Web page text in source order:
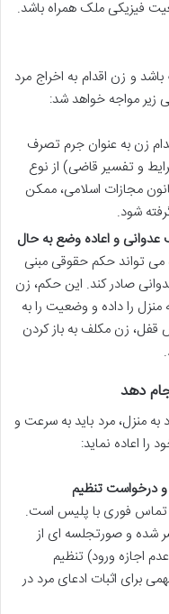
فیزیکی ملک همراه باشد.
و زن اقدام به اخراج مرد
زیر مواجه خواهد شد:
زن به عنوان جرم تصرف
و تفسیر قاضی) از نوع
شناخته شود، طبق ماده ۶۹۰ قانون مجازات اسلامی، ممکن
شود.
و اعاده وضع به حال
می تواند حکم حقوقی مبنی
صادر کند. این حکم، زن
منزل را داده و وضعیت را به
قفل، زن مکلف به باز کردن
دهد
به منزل، مرد باید به سرعت و
را اعاده نماید:
نیروی انتظامی (پلیس ۱۱۰) و درخواست تنظیم
تماس فوری با پلیس است.
شده و صورتجلسه ای از
اجازه ورود) تنظیم
برای اثبات ادعای مرد در